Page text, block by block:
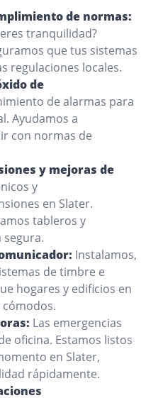
de normas:
tranquilidad?
que tus sistemas
regulaciones locales.
de
de alarmas para
Ayudamos a
con normas de
y mejoras de
y
en Slater.
tableros y
Instalamos,
de timbre e
hogares y edificios en
cómodos.
Las emergencias
oficina. Estamos listos
en Slater,
rápidamente.